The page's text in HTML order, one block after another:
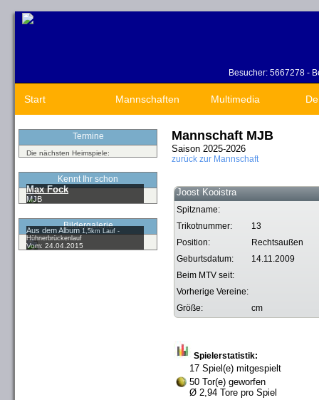
Besucher: 5667278 -
Start Mannschaften Multimedia
Termine
Die nächsten Heimspiele:
Kennt Ihr schon
Max Fock
MJB
Bildergalerie
Aus dem Album1,5km Lauf -
Hühnerbrückenlauf
Vom: 24.04.2015
Mannschaft MJB
Saison 2025-2026
zurück zur Mannschaft
Joost Kooistra
Spitzname:
Trikotnummer:
13
Position:
Rechtsaußen
Geburtsdatum:
14.11.2009
Beim MTV seit:
Vorherige Vereine:
Größe:
cm
Spielerstatistik:
17 Spiel(e) mitgespielt
50 Tor(e) geworfen
Ø 2,94 Tore pro Spiel